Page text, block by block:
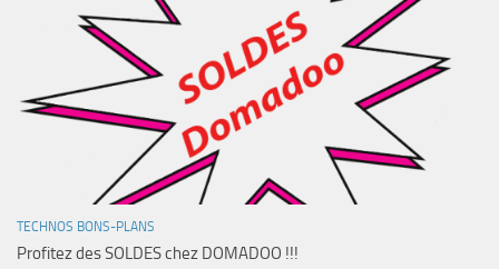
TECHNOS BONS-PLANS
Profitez des SOLDES chez DOMADOO !!!